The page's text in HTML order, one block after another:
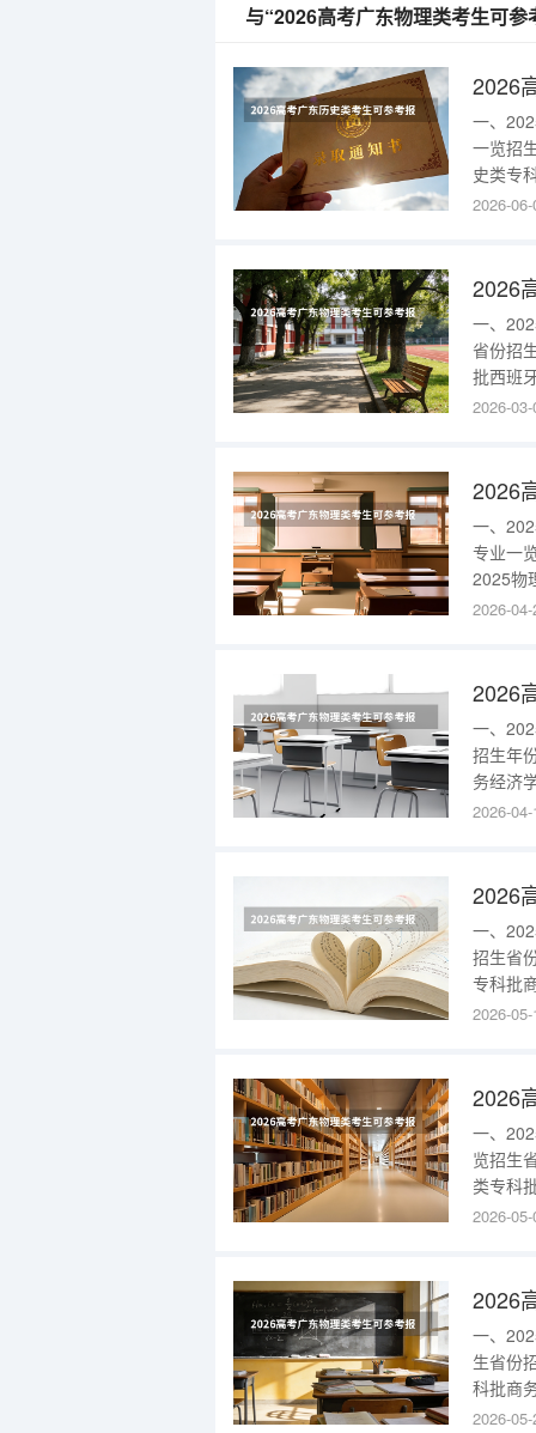
与“2026高考广东物理类考生可
一、
一览招
史类专
牙语(校
2026-
一、
省份招
批西班
目，具
2026-
一、
专业一
2025物
(师范)(
2026-
一、
招生年
务经济
区
2026-
一、
招生省
专科批
牙语)(
2026-
一、
览招生
类专科
工艺(校
2026-
一、
生省份
科批商
批建筑
2026-